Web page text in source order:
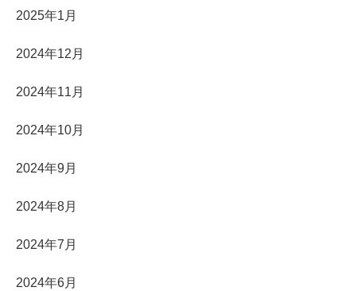
2025年1月
2024年12月
2024年11月
2024年10月
2024年9月
2024年8月
2024年7月
2024年6月